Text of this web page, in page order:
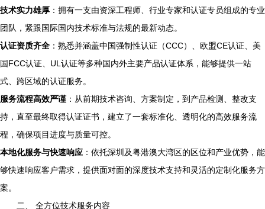
技术实力雄厚 ：拥有一支由资深工程师、行业专家和认证专员组成的专业
团队，紧跟国际国内技术标准与法规的最新动态。
认证资质齐全 ：熟悉并涵盖中国强制性认证（CCC）、欧盟CE认证、美
国FCC认证、UL认证等多种国内外主要产品认证体系，能够提供一站
式、跨区域的认证服务。
服务流程高效严谨 ：从前期技术咨询、方案制定，到产品检测、整改支
持，直至最终取得认证证书，建立了一套标准化、透明化的高效服务流
程，确保项目进度与质量可控。
本地化服务与快速响应 ：依托深圳及粤港澳大湾区的区位和产业优势，能
够快速响应客户需求，提供面对面的深度技术支持和灵活的定制化服务方
案。
二、 全方位技术服务内容